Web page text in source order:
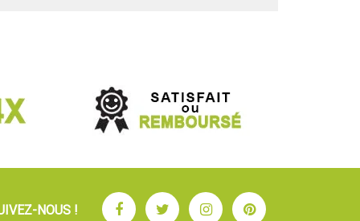
NOUS ! FacebookTwitterInstagramPinterest